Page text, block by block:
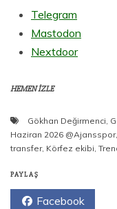
Telegram
Mastodon
Nextdoor
HEMEN İZLE
Gökhan Değirmenci,
Haziran 2026 @Ajansspor,
transfer, Körfez ekibi,
PAYLAŞ
Facebook